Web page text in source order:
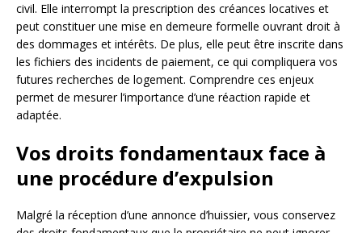
civil. Elle interrompt la prescription des créances locatives et
peut constituer une mise en demeure formelle ouvrant droit à
des dommages et intérêts. De plus, elle peut être inscrite dans
les fichiers des incidents de paiement, ce qui compliquera vos
futures recherches de logement. Comprendre ces enjeux
permet de mesurer l’importance d’une réaction rapide et
adaptée.
Vos droits fondamentaux face à
une procédure d’expulsion
Malgré la réception d’une annonce d’huissier, vous conservez